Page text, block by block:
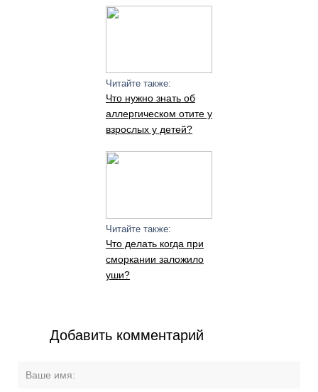
Читайте также:
Что нужно знать об
аллергическом отите у
взрослых у детей?
Читайте также:
Что делать когда при
сморкании заложило
уши?
Добавить комментарий